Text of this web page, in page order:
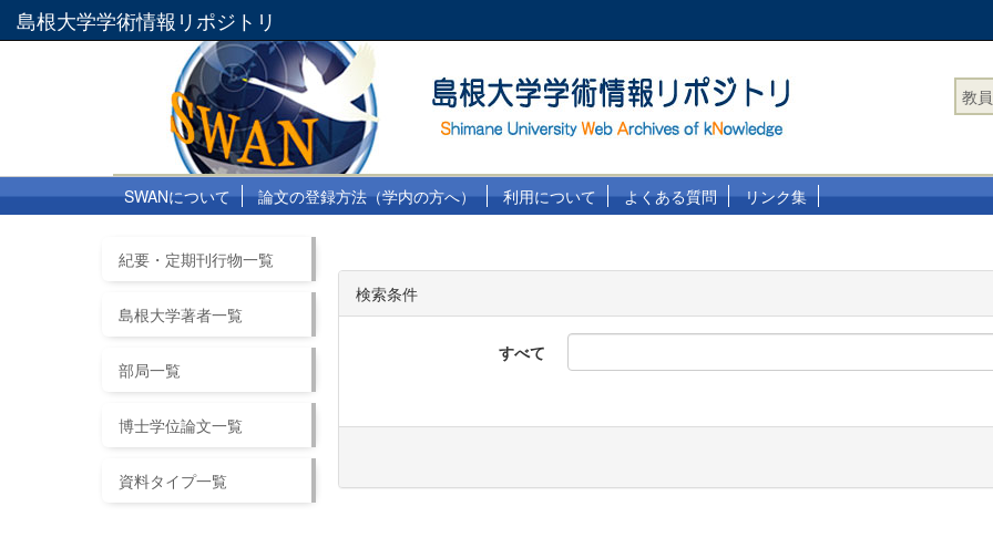
島根大学学術情報リポジトリ
教
SWANについて 論文の登録方法（学内の方へ） 利用について よくある質問 リンク集
紀要・定期刊行物一覧
島根大学著者一覧
部局一覧
博士学位論文一覧
資料タイプ一覧
検索条件
すべて